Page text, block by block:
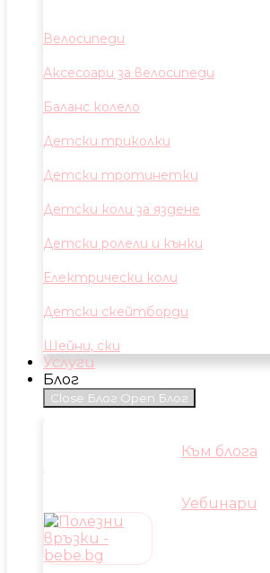
Велосипеди
Аксесоари за велосипеди
Баланс колело
Детски триколки
Детски тротинетки
Детски коли за яздене
Детски ролели и кънки
Електрически коли
Детски скейтборди
Шейни, ски
Услуги
Блог
Close Блог Open Блог
Към блога
Уебинари